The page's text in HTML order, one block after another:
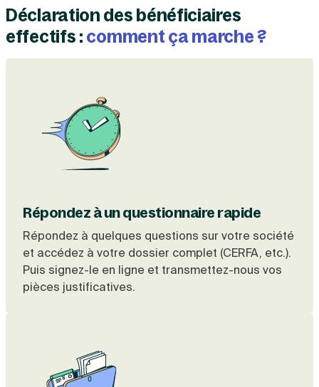
Toutes les modifications
Je suis autonome
Je souhaite être accompagné
comptable LS Compta
Création d'EURL
Création de SASU
Création de SARL
Création de SAS
Aides à la création d’entreprise
Ouverture compte pro
Fermeture d’une entreprise
Déclaration des bénéficiaires
effectifs : comment ça marche ?
Répondez à un questionnaire rapide
Répondez à quelques questions sur votre société
et accédez à votre dossier complet (CERFA, etc.).
Puis signez-le en ligne et transmettez-nous vos
pièces justificatives.